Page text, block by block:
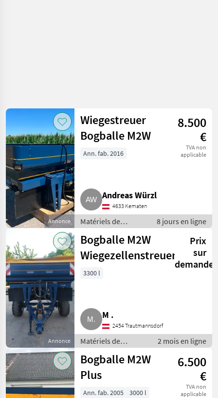
Annonce
Wiegestreuer
Bogballe M2W
8.500
€
TVA non
applicable
Ann. fab. 2016
Andreas Würzl
4633 Kematen
Matériels de
fertilisation et
irrigation /
Distributeurs
d’engrais minéral
8 jours en ligne
Annonce
Bogballe M2W
Wiegezellenstreuer
Prix
sur
demande
3300 l
M .
2454 Trautmannsdorf
Matériels de
fertilisation et
irrigation /
Distributeurs
d’engrais minéral
2 mois en ligne
Bogballe M2W
Plus
6.500
€
TVA non
applicable
Ann. fab. 2005 3000 l